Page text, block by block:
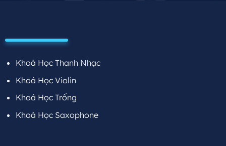
Khoá Học Thanh Nhạc
Khoá Học Violin
Khoá Học Trống
Khoá Học Saxophone